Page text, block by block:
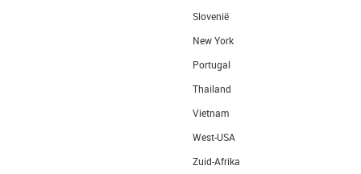
Slovenië
New York
Portugal
Thailand
Vietnam
West-USA
Zuid-Afrika